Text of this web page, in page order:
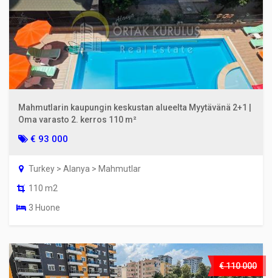
Mahmutlarin kaupungin keskustan alueelta Myytävänä 2+1 |
Oma varasto 2. kerros 110 m²
€ 93 000
Turkey > Alanya > Mahmutlar
110 m2
3 Huone
€ 110 000